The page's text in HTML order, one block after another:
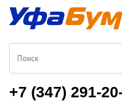
+7 (347) 291-